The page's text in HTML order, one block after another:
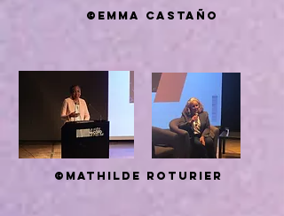
©Emma Castaño
©Mathilde roturier